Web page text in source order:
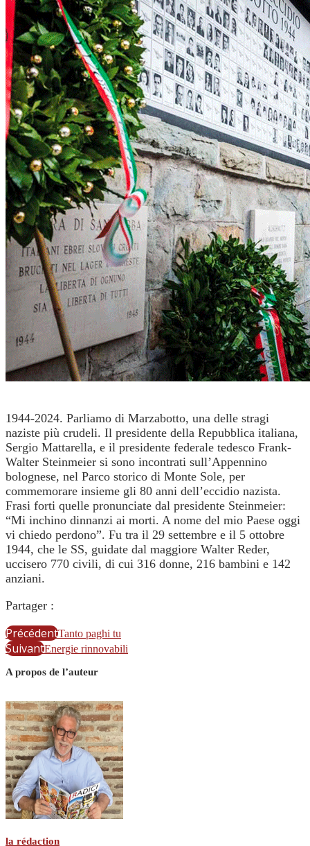
1944-2024. Parliamo di Marzabotto, una delle stragi
naziste più crudeli. Il presidente della Repubblica italiana,
Sergio Mattarella, e il presidente federale tedesco Frank-
Walter Steinmeier si sono incontrati sull’Appennino
bolognese, nel Parco storico di Monte Sole, per
commemorare insieme gli 80 anni dell’eccidio nazista.
Frasi forti quelle pronunciate dal presidente Steinmeier:
“Mi inchino dinnanzi ai morti. A nome del mio Paese oggi
vi chiedo perdono”. Fu tra il 29 settembre e il 5 ottobre
1944, che le SS, guidate dal maggiore Walter Reder,
uccisero 770 civili, di cui 316 donne, 216 bambini e 142
anziani.
Partager :
PrécédentTanto paghi tu
SuivantEnergie rinnovabili
A propos de l’auteur
la rédaction